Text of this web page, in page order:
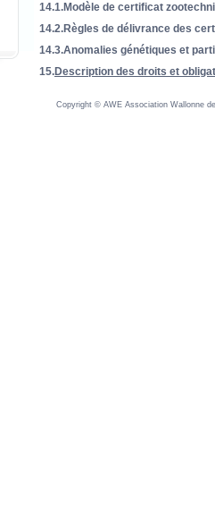
14.1.Modèle de certificat
14.2.Règles de délivrance des
14.3.Anomalies génétiques et
15.Description des droits et
Copyright © AWE Association Wallonne